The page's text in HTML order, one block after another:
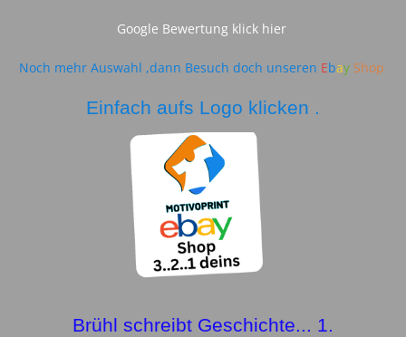
Google Bewertung klick hier
Noch mehr Auswahl ,dann Besuch doch unseren EbayShop
Einfach aufs Logo klicken .
Brühl schreibt Geschichte... 1.